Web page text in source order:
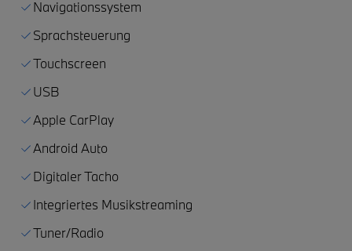
Navigationssystem
Sprachsteuerung
Touchscreen
USB
Apple CarPlay
Android Auto
Digitaler Tacho
Integriertes Musikstreaming
Tuner/Radio